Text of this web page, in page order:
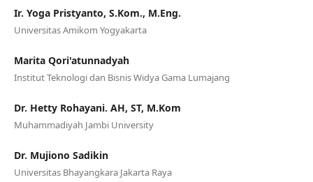
Ir. Yoga Pristyanto, S.Kom., M.Eng.
Universitas Amikom Yogyakarta
Marita Qori'atunnadyah
Institut Teknologi dan Bisnis Widya Gama Lumajang
Dr. Hetty Rohayani. AH, ST, M.Kom
Muhammadiyah Jambi University
Dr. Mujiono Sadikin
Universitas Bhayangkara Jakarta Raya